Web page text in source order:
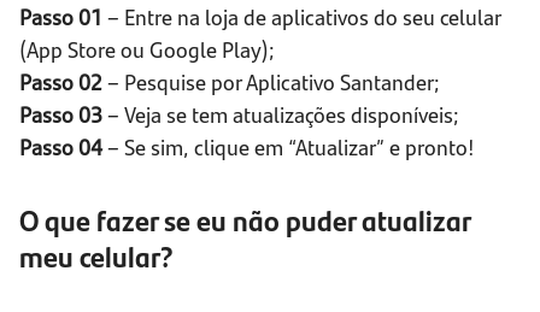
Passo 01 – Entre na loja de aplicativos do seu celular
(App Store ou Google Play);
Passo 02– Pesquise por Aplicativo Santander;
Passo 03– Veja se tem atualizações disponíveis;
Passo 04– Se sim, clique em “Atualizar” e pronto!
O que fazer se eu não puder atualizar
meu celular?